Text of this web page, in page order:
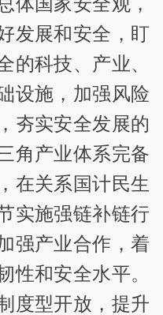
发展和安全，盯
的科技、产业、
设施，加强风险
夯实安全发展的
角产业体系完备
在关系国计民生
实施强链补链行
强产业合作，着
性和安全水平。
度型开放，提升